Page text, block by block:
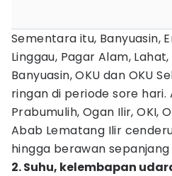
Sementara itu, Banyuasin,
Linggau, Pagar Alam,
Banyuasin, OKU dan OKU
ringan di periode sore hari.
Prabumulih, Ogan Ilir, OKI,
Abab Lematang Ilir
hingga berawan sepanjang
2. Suhu, kelembapan